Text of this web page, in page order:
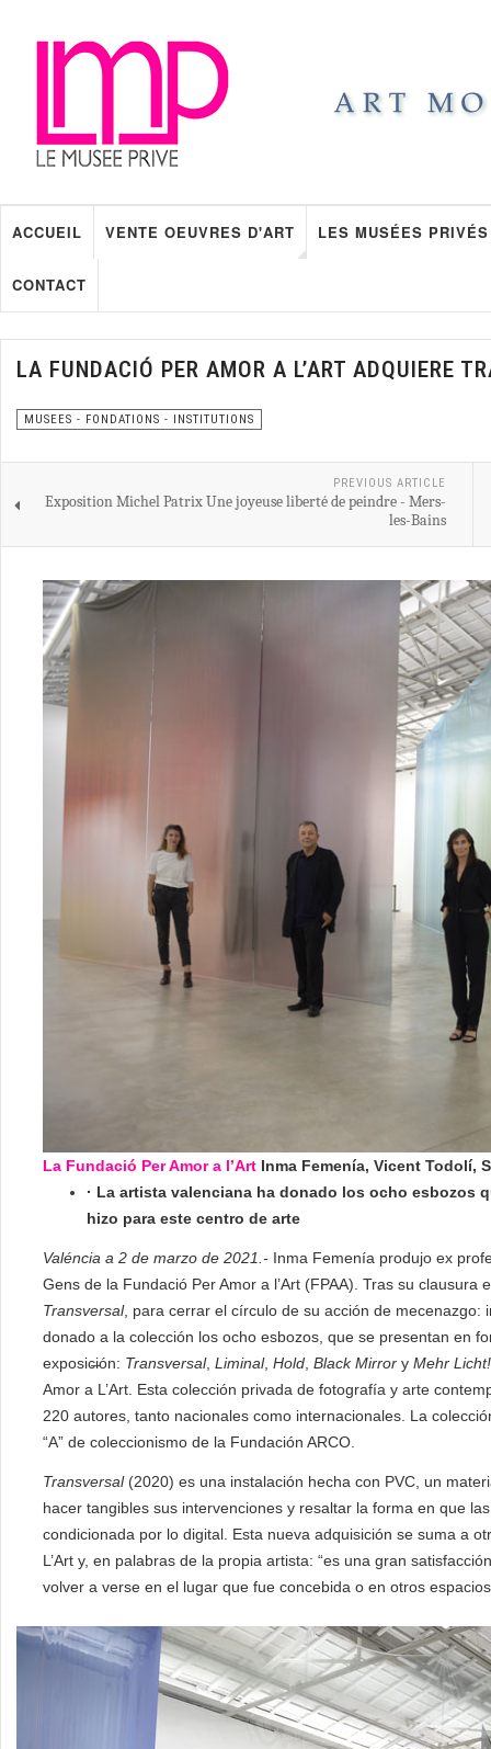
ACCUEIL VENTE OEUVRES D'ART LES MUSÉES PRIVÉS
CONTACT
LA FUNDACIÓ PER AMOR A L’ART ADQUIERE
MUSEES - FONDATIONS - INSTITUTIONS
PREVIOUS ARTICLE
Exposition Michel Patrix Une joyeuse liberté de peindre - Mers-
les-Bains
La Fundació Per Amor a l’Art Inma Femenía, Vicent Todolí,
· La artista valenciana ha donado los ocho esbozos
hizo para este centro de arte
Valéncia a 2 de marzo de 2021.- Inma Femenía produjo ex
Gens de la Fundació Per Amor a l’Art (FPAA). Tras su
Transversal, para cerrar el círculo de su acción de
donado a la colección los ocho esbozos, que se presentan en
exposic̶ión: Transversal, Liminal, Hold Black Mirror y Mehr Licht!
Amor a L’Art. Esta colección privada de fotografía y arte
220 autores, tanto nacionales como internacionales. La
“A” de coleccionismo de la Fundación ARCO.
Transversal(2020) es una instalación hecha con PVC, un
hacer tangibles sus intervenciones y resaltar la forma en que
condicionada por lo digital. Esta nueva adquisición se suma a
L’Art y, en palabras de la propia artista: “es una gran
volver a verse en el lugar que fue concebida o en otros